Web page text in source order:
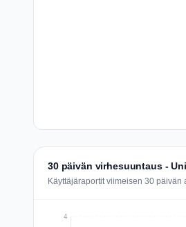
30 päivän virhesuuntaus -
Käyttäjäraportit viimeisen 30 päivän
4